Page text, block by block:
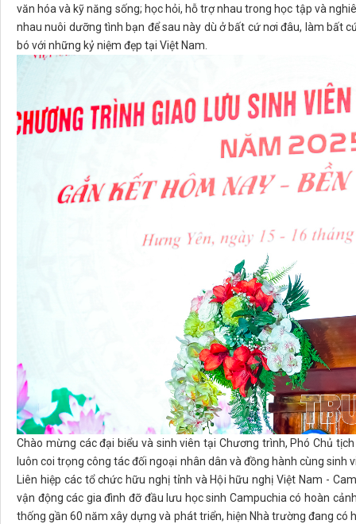
văn hóa và kỹ năng sống; học hỏi, hỗ trợ nhau trong học tập và
nhau nuôi dưỡng tình bạn để sau này dù ở bất cứ nơi đâu, làm bất
bó với những kỷ niệm đẹp tại Việt Nam.
Chào mừng các đại biểu và sinh viên tại Chương trình, Phó Chủ
luôn coi trọng công tác đối ngoại nhân dân và đồng hành cùng
Liên hiệp các tổ chức hữu nghị tỉnh và Hội hữu nghị Việt Nam -
vận động các gia đình đỡ đầu lưu học sinh Campuchia có hoàn
thống gần 60 năm xây dựng và phát triển, hiện Nhà trường đang có